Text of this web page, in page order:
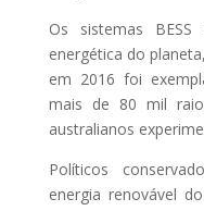
Os sistemas
energética do
em 2016 foi
mais de 80 mil
australianos
Políticos
energia renovável